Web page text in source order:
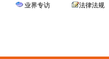
业界专访 法律法规